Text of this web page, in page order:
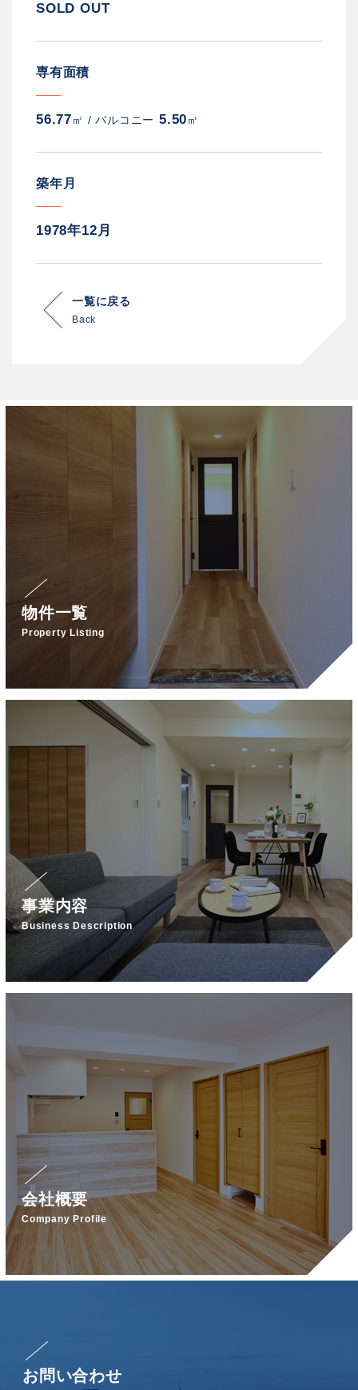
SOLD OUT
専有面積
56.77㎡ /バルコニー 5.50㎡
築年月
1978年12月
一覧に戻る
Back
物件一覧
Property Listing
事業内容
Business Description
会社概要
Company Profile
お問い合わせ